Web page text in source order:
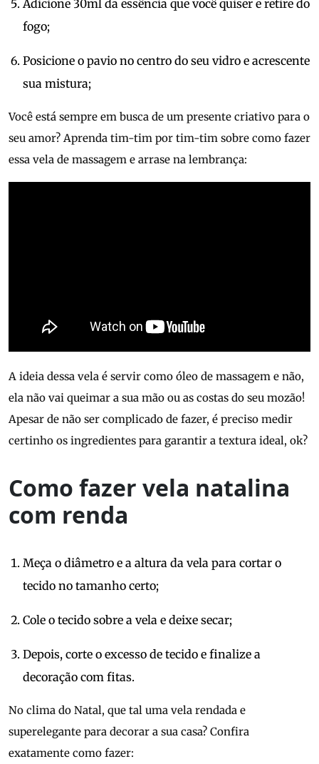
Adicione 30ml da essência que você quiser e retire do
fogo;
Posicione o pavio no centro do seu vidro e acrescente
sua mistura;
Você está sempre em busca de um presente criativo para o
seu amor? Aprenda tim-tim por tim-tim sobre como fazer
essa vela de massagem e arrase na lembrança:
A ideia dessa vela é servir como óleo de massagem e não,
ela não vai queimar a sua mão ou as costas do seu mozão!
Apesar de não ser complicado de fazer, é preciso medir
certinho os ingredientes para garantir a textura ideal, ok?
Como fazer vela natalina
com renda
Meça o diâmetro e a altura da vela para cortar o
tecido no tamanho certo;
Cole o tecido sobre a vela e deixe secar;
Depois, corte o excesso de tecido e finalize a
decoração com fitas.
No clima do Natal, que tal uma vela rendada e
superelegante para decorar a sua casa? Confira
exatamente como fazer: